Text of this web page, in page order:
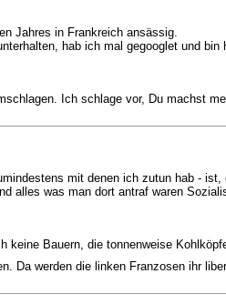
Jahres in Frankreich ansässig.
hab ich mal gegooglet und bin
Ich schlage vor, Du machst
mit denen ich zutun hab -
alles was man dort antraf waren
Bauern, die tonnenweise
Da werden die linken Franzosen ihr